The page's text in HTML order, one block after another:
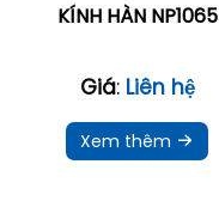
KÍNH HÀN NP1065
Giá: Liên hệ
Xem thêm